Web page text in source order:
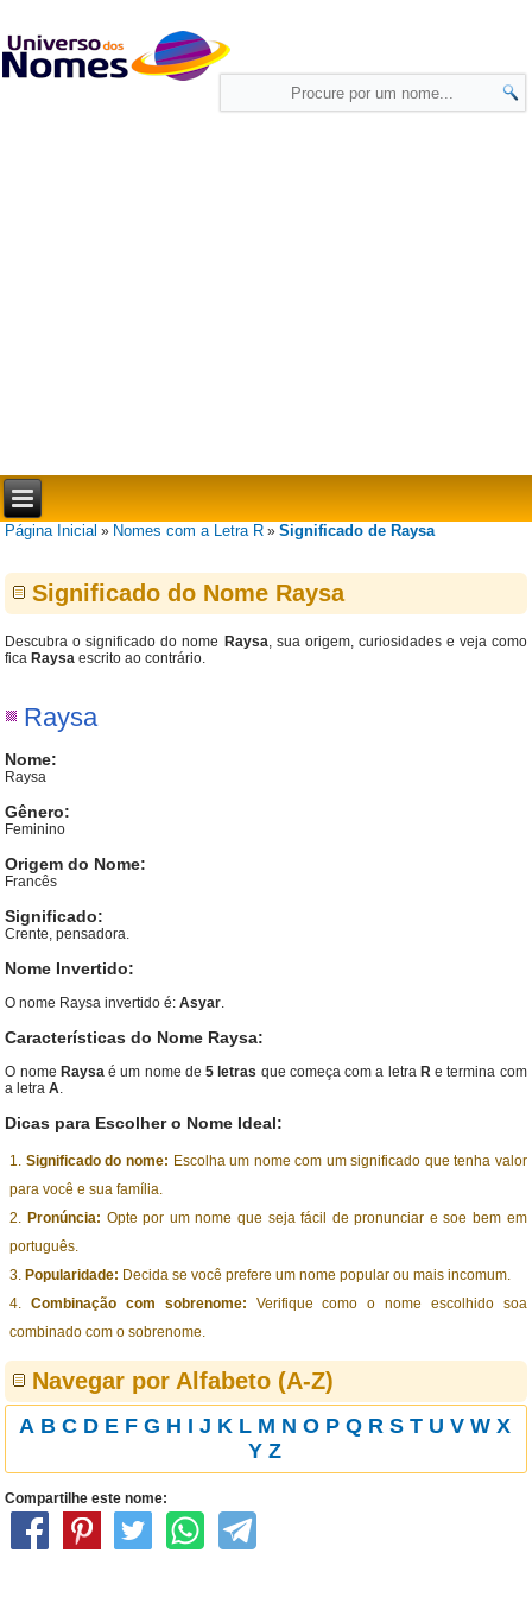
Página Inicial » Nomes com a Letra R »Significado de Raysa
Significado do Nome Raysa
Descubra o significado do nome Raysa, sua origem, curiosidades e veja como
fica Raysa escrito ao contrário.
Raysa
Nome:
Raysa
Gênero:
Feminino
Origem do Nome:
Francês
Significado:
Crente, pensadora.
Nome Invertido:
O nome Raysa invertido é:Asyar.
Características do Nome Raysa:
O nome Raysaé um nome de5 letras que começa com a letra Re termina com
a letraA.
Dicas para Escolher o Nome Ideal:
Significado do nome: Escolha um nome com um significado que tenha valor
para você e sua família.
Pronúncia: Opte por um nome que seja fácil de pronunciar e soe bem em
português.
Popularidade: Decida se você prefere um nome popular ou mais incomum.
Combinação com sobrenome: Verifique como o nome escolhido soa
combinado com o sobrenome.
Navegar por Alfabeto (A-Z)
A B C D E F G H I J K L M N O P Q R S T U V W X
Y Z
Compartilhe este nome: